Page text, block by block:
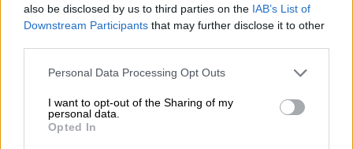
also be disclosed by us to third parties on the IAB’s List of
Downstream Participants that may further disclose it to other
Personal Data Processing Opt Outs
I want to opt-out of the Sharing of my
personal data.
Opted In
Votantes y votados